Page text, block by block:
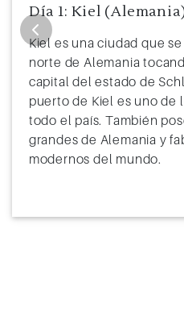
Día 1: Kiel
Kiel es una ciudad que
norte de Alemania
capital del estado de
puerto de Kiel es uno de
todo el país. También
grandes de Alemania y
modernos del mundo.